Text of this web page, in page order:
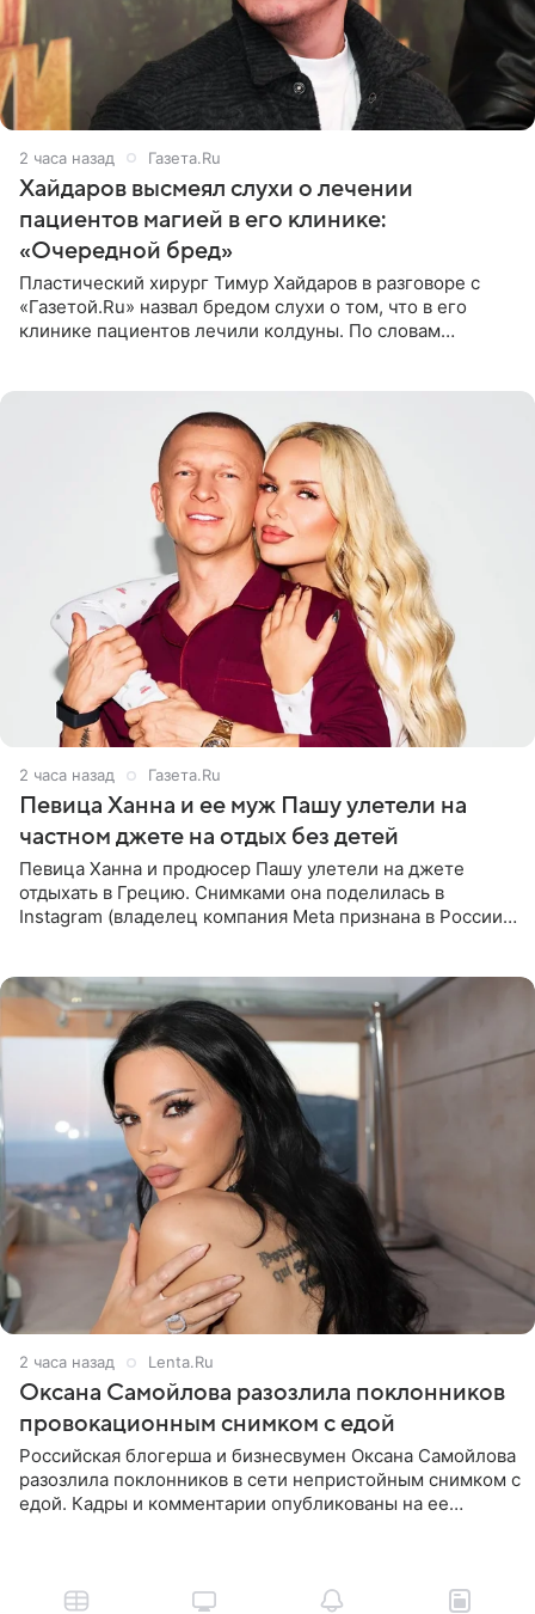
2 часа назад Газета.Ru
Хайдаров высмеял слухи о лечении
пациентов магией в его клинике:
«Очередной бред»
Пластический хирург Тимур Хайдаров в разговоре с
«Газетой.Ru» назвал бредом слухи о том, что в его
клинике пациентов лечили колдуны. По словам
2 часа назад Газета.Ru
Певица Ханна и ее муж Пашу улетели на
частном джете на отдых без детей
Певица Ханна и продюсер Пашу улетели на джете
отдыхать в Грецию. Снимками она поделилась в
Instagram (владелец компания Meta признана в России
2 часа назад Lenta.Ru
Оксана Самойлова разозлила поклонников
провокационным снимком с едой
Российская блогерша и бизнесвумен Оксана Самойлова
разозлила поклонников в сети непристойным снимком с
едой. Кадры и комментарии опубликованы на ее